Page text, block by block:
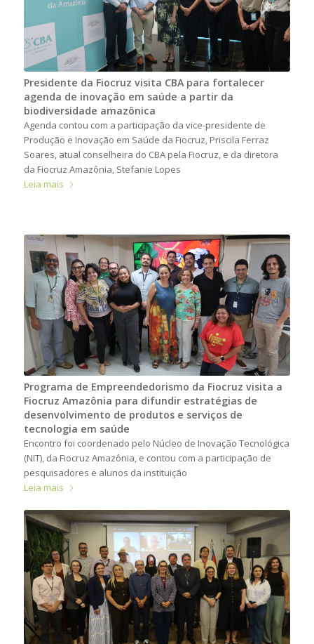
Presidente da Fiocruz visita CBA para fortalecer
agenda de inovação em saúde a partir da
biodiversidade amazônica
Agenda contou com a participação da vice-presidente de
Produção e Inovação em Saúde da Fiocruz, Priscila Ferraz
Soares, atual conselheira do CBA pela Fiocruz, e da diretora
da Fiocruz Amazônia, Stefanie Lopes
Leia mais
Programa de Empreendedorismo da Fiocruz visita a
Fiocruz Amazônia para difundir estratégias de
desenvolvimento de produtos e serviços de
tecnologia em saúde
Encontro foi coordenado pelo Núcleo de Inovação Tecnológica
(NIT), da Fiocruz Amazônia, e contou com a participação de
pesquisadores e alunos da instituição
Leia mais